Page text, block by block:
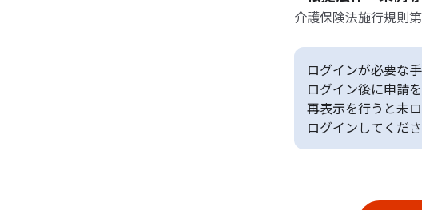
介護保険法施行規則
ログインが必要な
ログイン後に申請
再表示を行うと未
ログインしてくださ